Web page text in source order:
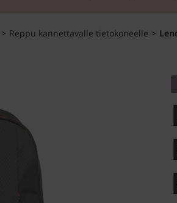
Reppu kannettavalle tietokoneelle >